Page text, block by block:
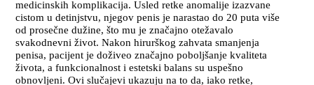
medicinskih komplikacija. Usled retke anomalije izazvane
cistom u detinjstvu, njegov penis je narastao do 20 puta više
od prosečne dužine, što mu je značajno otežavalo
svakodnevni život. Nakon hirurškog zahvata smanjenja
penisa, pacijent je doživeo značajno poboljšanje kvaliteta
života, a funkcionalnost i estetski balans su uspešno
obnovljeni. Ovi slučajevi ukazuju na to da, iako retke,